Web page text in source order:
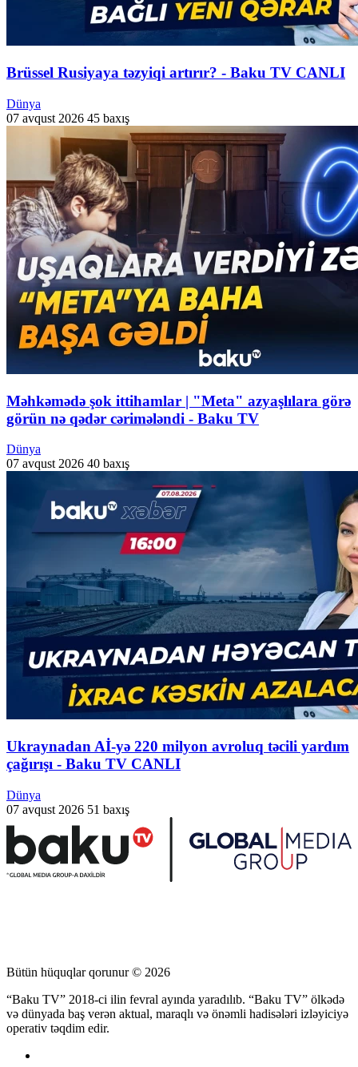
Brüssel Rusiyaya təzyiqi artırır? - Baku TV CANLI
Dünya
07 avqust 2026 45 baxış
Məhkəmədə şok ittihamlar | "Meta" azyaşlılara görə
görün nə qədər cərimələndi - Baku TV
Dünya
07 avqust 2026 40 baxış
Ukraynadan Aİ-yə 220 milyon avroluq təcili yardım
çağırışı - Baku TV CANLI
Dünya
07 avqust 2026 51 baxış
Bütün hüquqlar qorunur © 2026
“Baku TV” 2018-ci ilin fevral ayında yaradılıb. “Baku TV” ölkədə
və dünyada baş verən aktual, maraqlı və önəmli hadisələri izləyiciyə
operativ təqdim edir.